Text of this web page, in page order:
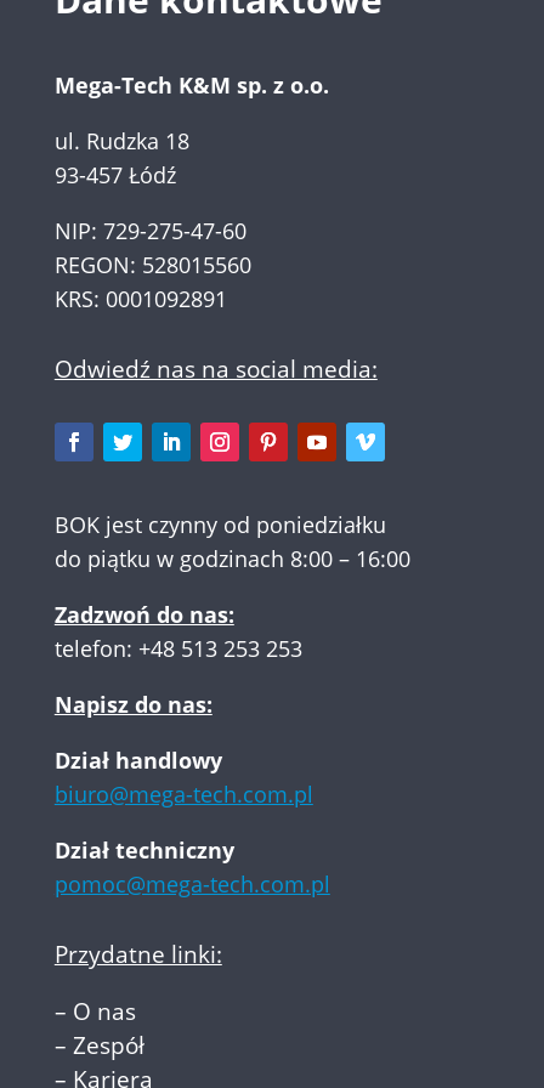
Mega-Tech K&M sp. z o.o.
ul. Rudzka 18
93-457 Łódź
NIP: 729-275-47-60
REGON: 528015560
KRS: 0001092891
Odwiedź nas na social media:
BOK jest czynny od poniedziałku
do piątku w godzinach 8:00 – 16:00
Zadzwoń do nas:
telefon: +48 513 253 253
Napisz do nas:
Dział handlowy
biuro@mega-tech.com.pl
Dział techniczny
pomoc@mega-tech.com.pl
Przydatne linki:
– O nas
– Zespół
– Kariera